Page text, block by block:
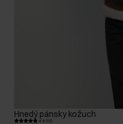
Hnedý pánsky kožuch
4.9 (15)